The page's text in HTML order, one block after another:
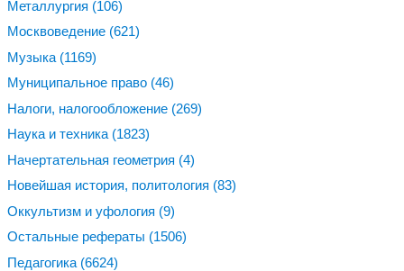
Металлургия (106)
Москвоведение (621)
Музыка (1169)
Муниципальное право (46)
Налоги, налогообложение (269)
Наука и техника (1823)
Начертательная геометрия (4)
Новейшая история, политология (83)
Оккультизм и уфология (9)
Остальные рефераты (1506)
Педагогика (6624)